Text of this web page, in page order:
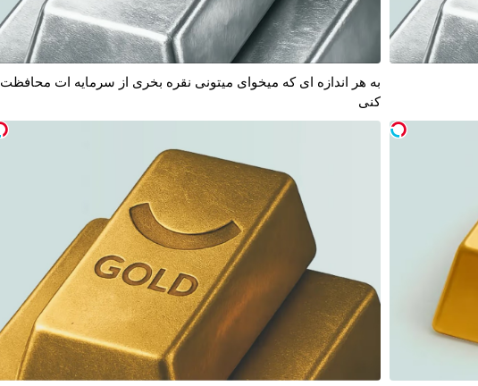
به هر اندازه ای که میخوای میتونی نقره بخری از سرمایه ات محافظت
کنی